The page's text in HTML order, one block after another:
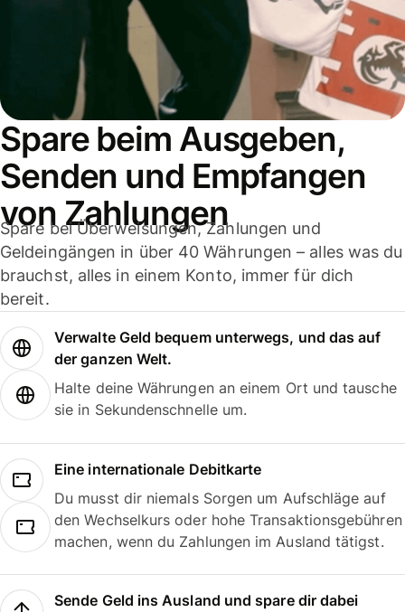
Spare beim Ausgeben,
Senden und Empfangen
von Zahlungen
Spare bei Überweisungen, Zahlungen und
Geldeingängen in über 40 Währungen – alles was du
brauchst, alles in einem Konto, immer für dich
bereit.
Verwalte Geld bequem unterwegs, und das auf
der ganzen Welt.
Halte deine Währungen an einem Ort und tausche
sie in Sekundenschnelle um.
Eine internationale Debitkarte
Du musst dir niemals Sorgen um Aufschläge auf
den Wechselkurs oder hohe Transaktionsgebühren
machen, wenn du Zahlungen im Ausland tätigst.
Sende Geld ins Ausland und spare dir dabei